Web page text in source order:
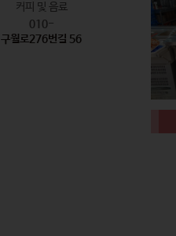
커피 및 음료
010-
구월로276번길 56